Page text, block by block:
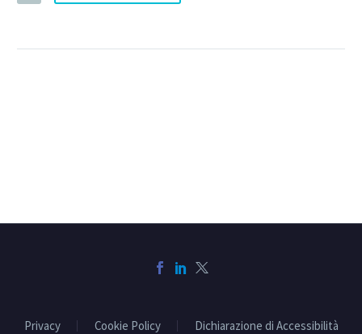
Privacy Cookie Policy Dichiarazione di Accessibilità